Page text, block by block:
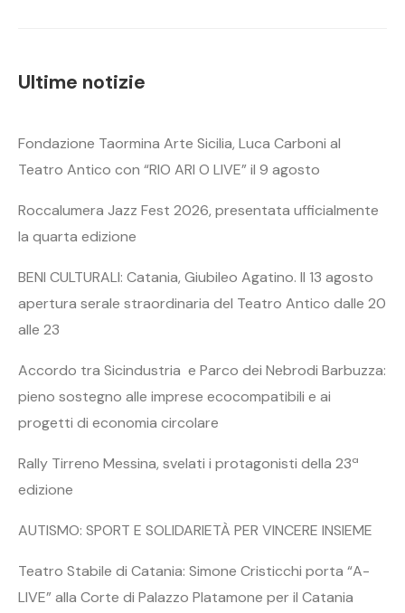
Ultime notizie
Fondazione Taormina Arte Sicilia, Luca Carboni al
Teatro Antico con “RIO ARI O LIVE” il 9 agosto
Roccalumera Jazz Fest 2026, presentata ufficialmente
la quarta edizione
BENI CULTURALI: Catania, Giubileo Agatino. Il 13 agosto
apertura serale straordinaria del Teatro Antico dalle 20
alle 23
Accordo tra Sicindustria e Parco dei Nebrodi Barbuzza:
pieno sostegno alle imprese ecocompatibili e ai
progetti di economia circolare
Rally Tirreno Messina, svelati i protagonisti della 23ª
edizione
AUTISMO: SPORT E SOLIDARIETÀ PER VINCERE INSIEME
Teatro Stabile di Catania: Simone Cristicchi porta “A-
LIVE” alla Corte di Palazzo Platamone per il Catania